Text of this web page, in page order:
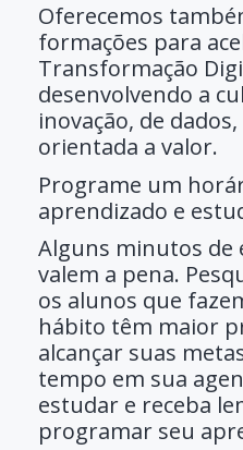
Oferecemos
formações para
Transformação
desenvolvendo a
inovação, de
orientada a valor.
Programe um
aprendizado e
Alguns minutos de
valem a pena.
os alunos que
hábito têm maior
alcançar suas
tempo em sua
estudar e receba
programar seu